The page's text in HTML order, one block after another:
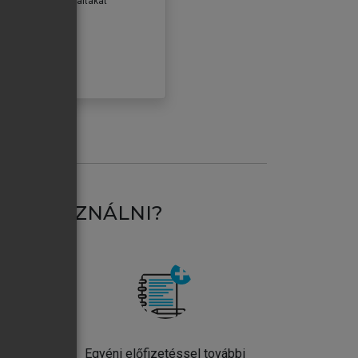
HASZNÁLNI?
Egyéni előfizetéssel további